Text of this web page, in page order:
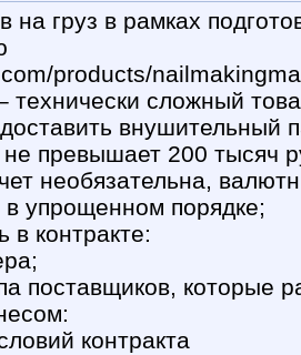
на груз в рамках
products/
технически сложный
внушительный
превышает 200 тысяч
необязательна,
в упрощенном порядке;
в контракте:
поставщиков, которые
контракта